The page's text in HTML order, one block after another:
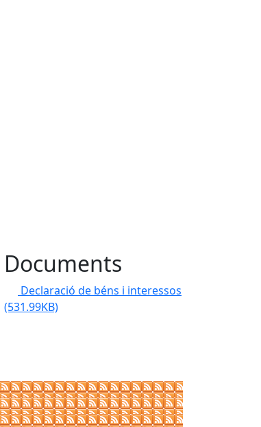
Documents
Declaració de béns i interessos
(531.99KB)